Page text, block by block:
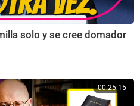
solo y se cree domador
00:25:15